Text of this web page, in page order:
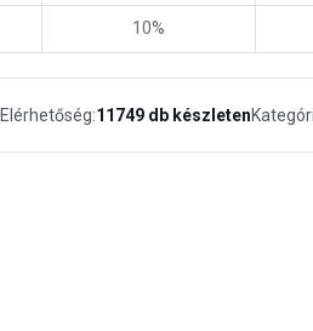
10%
Elérhetőség:11749 db készleten